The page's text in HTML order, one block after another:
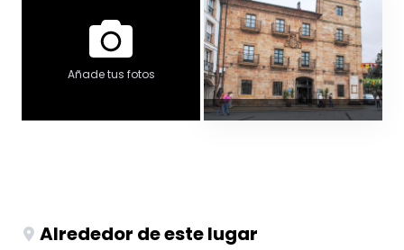
Añade tus fotos
Alrededor de este lugar